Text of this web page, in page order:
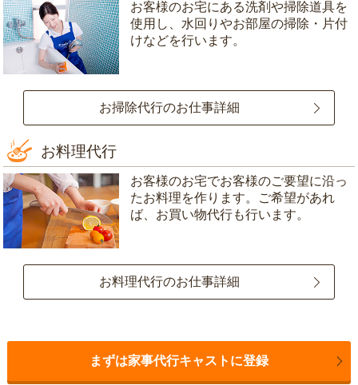
お客様のお宅にある洗剤や掃除道具を
使用し、水回りやお部屋の掃除・片付
けなどを行います。
お掃除代行のお仕事詳細
お料理代行
お客様のお宅でお客様のご要望に沿っ
たお料理を作ります。ご希望があれ
ば、お買い物代行も行います。
お料理代行のお仕事詳細
まずは家事代行キャストに登録